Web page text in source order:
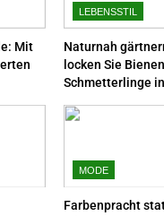
Wind in Ihren Job.
LEBENSSTIL
Networking-
Wie Sie beruflich
Kontakte knüpfen.
LEBENSSTIL
Selbstversorger-
Welches Gemüse Sie
Mit
LEBENSSTIL
Naturnah
locken Sie
Schmetterlinge
MODE
Farbenpracht